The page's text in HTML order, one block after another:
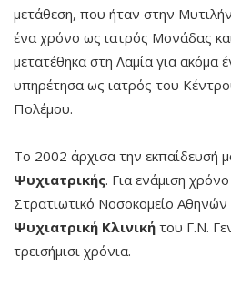
μετάθεση, που ήταν στην
ένα χρόνο ως ιατρός Μονάδας
μετατέθηκα στη Λαμία για ακόμα
υπηρέτησα ως ιατρός του
Πολέμου.
Το 2002 άρχισα την εκπαίδευσή
Ψυχιατρικής. Για ενάμιση
Στρατιωτικό Νοσοκομείο Αθηνών
Ψυχιατρική Κλινική του Γ.Ν.
τρεισήμισι χρόνια.